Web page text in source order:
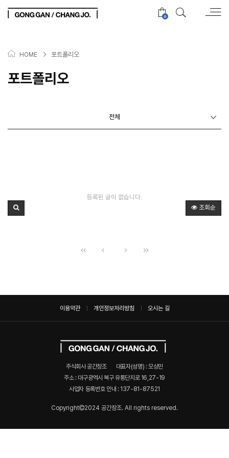
0
HOME > 포트폴리오
포트폴리오
전체
등록된 글이 없습니다.
조회순
이용약관 개인정보처리방침 오시는 길
주식회사 공간창조
대표자(성명) : 모상민
주소 : 대구광역시 북구 유통단지로 16,27-19
사업자 등록번호 안내 : 137-81-87521
Copyright 2024 공간창조. All rights reserved.